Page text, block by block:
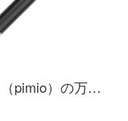
ペガソ（pimio）の万年筆の財務のペンは特に細くて0.38 mmペン先の男性の女史の成人の学生は字を練習しますで筆を使います。